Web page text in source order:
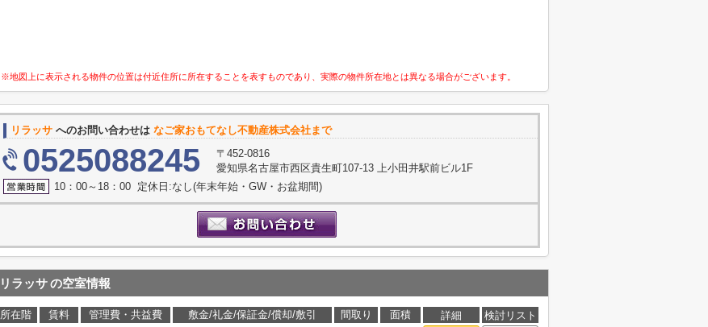
※地図上に表示される物件の位置は付近住所に所在することを表すものであり、実際の物件所在地とは異なる場合がございます。
リラッサ へのお問い合わせは なご家おもてなし不動産株式会社まで
0525088245
〒452-0816
愛知県名古屋市西区貴生町107-13 上小田井駅前ビル1F
10：00～18：00 定休日:なし(年末年始・GW・お盆期間)
リラッサの空室情報
所在階 賃料 管理費・共益費 敷金/礼金/保証金/償却/敷引 間取り 面積 詳細
検討リスト